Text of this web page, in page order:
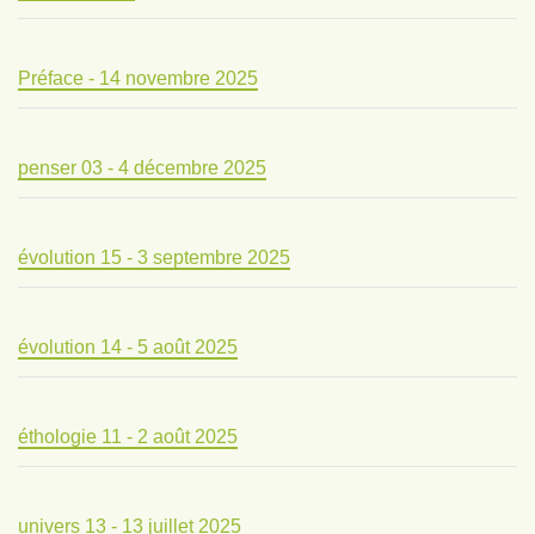
Préface - 14 novembre 2025
penser 03 - 4 décembre 2025
évolution 15 - 3 septembre 2025
évolution 14 - 5 août 2025
éthologie 11 - 2 août 2025
univers 13 - 13 juillet 2025